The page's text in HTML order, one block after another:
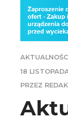
18
PRZEZ